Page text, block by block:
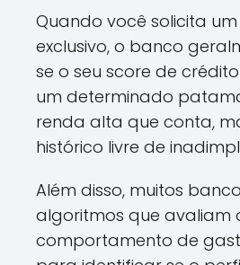
Quando você solicita
exclusivo, o banco
se o seu score de
um determinado
renda alta que conta,
histórico livre de
Além disso, muitos
algoritmos que avaliam
comportamento de